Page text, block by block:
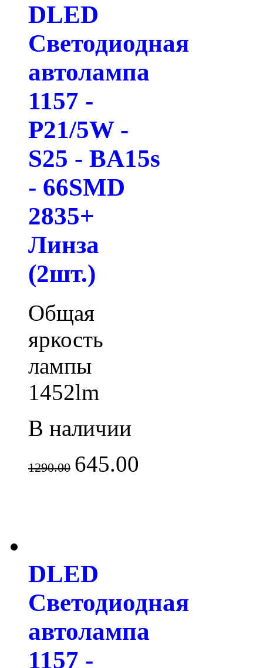
DLED
Светодиодная
автолампа
1157 -
P21/5W -
S25 - BA15s
- 66SMD
2835+
Линза
(2шт.)
Общая
яркость
лампы
1452lm
В наличии
1290.00 645.00
DLED
Светодиодная
автолампа
1157 -